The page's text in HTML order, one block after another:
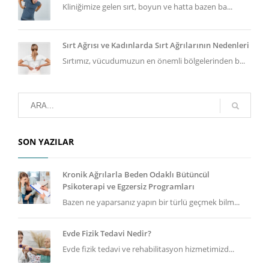
Kliniğimize gelen sırt, boyun ve hatta bazen ba...
Sırt Ağrısı ve Kadınlarda Sırt Ağrılarının Nedenleri
Sırtımız, vücudumuzun en önemli bölgelerinden b...
SON YAZILAR
Kronik Ağrılarla Beden Odaklı Bütüncül
Psikoterapi ve Egzersiz Programları
Bazen ne yaparsanız yapın bir türlü geçmek bilm...
Evde Fizik Tedavi Nedir?
Evde fizik tedavi ve rehabilitasyon hizmetimizd...